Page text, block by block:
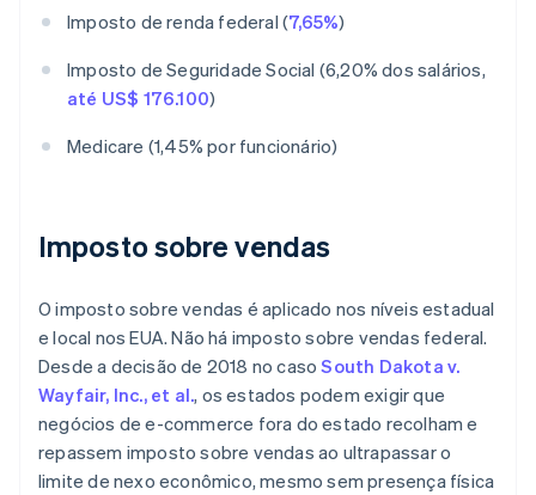
Imposto de renda federal (7,65%)
Imposto de Seguridade Social (6,20% dos salários,
até US$ 176.100)
Medicare (1,45% por funcionário)
Imposto sobre vendas
O imposto sobre vendas é aplicado nos níveis estadual
e local nos EUA. Não há imposto sobre vendas federal.
Desde a decisão de 2018 no casoSouth Dakota v.
Wayfair, Inc., et al., os estados podem exigir que
negócios de e-commerce fora do estado recolham e
repassem imposto sobre vendas ao ultrapassar o
limite de nexo econômico, mesmo sem presença física